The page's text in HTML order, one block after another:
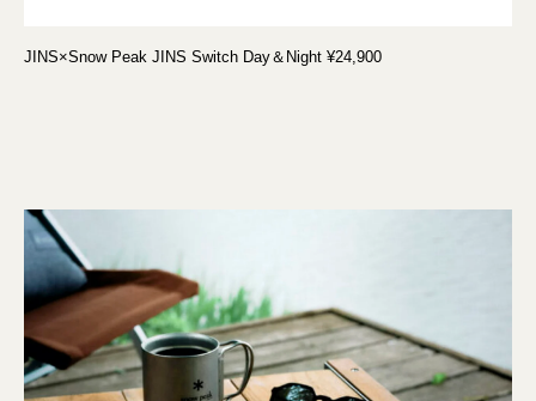
JINS×Snow Peak JINS Switch Day＆Night ¥24,900